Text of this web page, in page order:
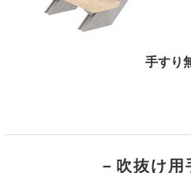
手すり
－吹抜け用